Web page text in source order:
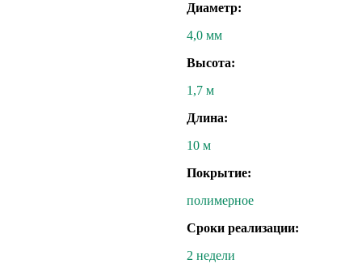
Диаметр:
4,0 мм
Высота:
1,7 м
Длина:
10 м
Покрытие:
полимерное
Сроки реализации:
2 недели